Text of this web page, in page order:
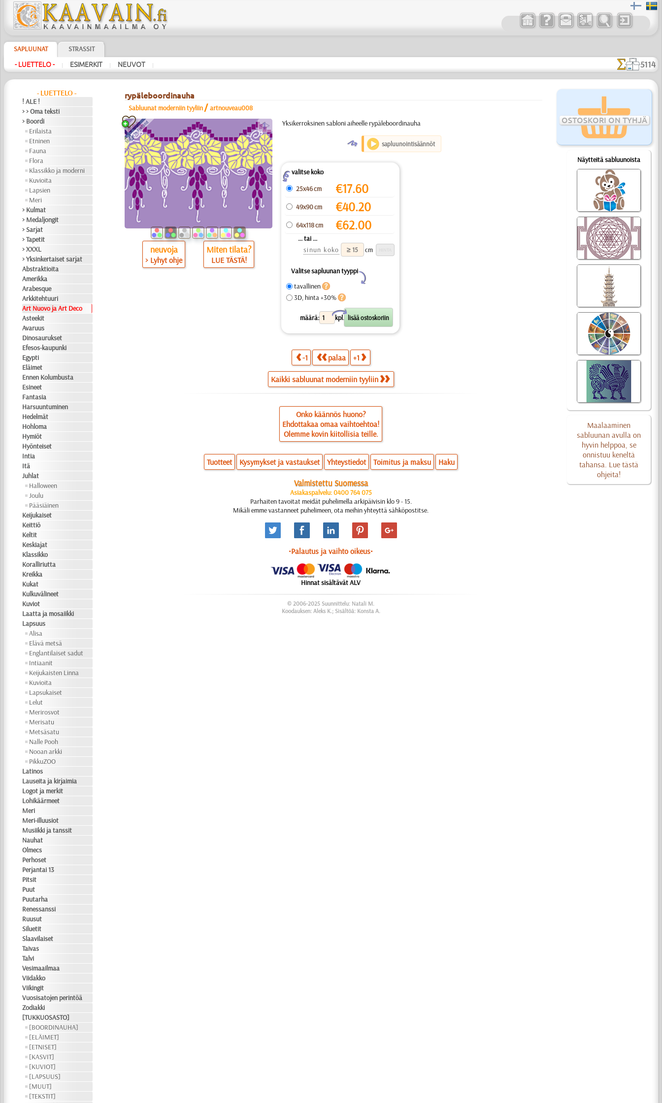
SAPLUUNAT STRASSIT
- LUETTELO - | ESIMERKIT | NEUVOT | 5114
- LUETTELO -
! ALE !
> > Oma teksti
> Boordi
Erilaista
Etninen
Fauna
Flora
Klassikko ja moderni
Kuvioita
Lapsien
Meri
> Kulmat
> Medaljongit
> Sarjat
> Tapetit
> XXXL
> Yksinkertaiset sarjat
Abstraktioita
Amerikka
Arabesque
Arkkitehtuuri
Art Nuovo ja Art Deco
Asteekit
Avaruus
Dinosaurukset
Efesos-kaupunki
Egypti
Eläimet
Ennen Kolumbusta
Esineet
Fantasia
Harsuuntuminen
Hedelmät
Hohloma
Hymiöt
Hyönteiset
Intia
Itä
Juhlat
Halloween
Joulu
Pääsiäinen
Keijukaiset
Keittiö
Keltit
Keskiajat
Klassikko
Koralliriutta
Kreikka
Kukat
Kulkuvälineet
Kuviot
Laatta ja mosaiikki
Lapsuus
Alisa
Elävä metsä
Englantilaiset sadut
Intiaanit
Keijukaisten Linna
Kuvioita
Lapsukaiset
Lelut
Merirosvot
Merisatu
Metsäsatu
Nalle Pooh
Nooan arkki
PikkuZOO
Latinos
Lauseita ja kirjaimia
Logot ja merkit
Lohikäärmeet
Meri
Meri-illuusiot
Musiikki ja tanssit
Nauhat
Olmecs
Perhoset
Perjantai 13
Pitsit
Puut
Puutarha
Renessanssi
Ruusut
Siluetit
Slaavilaiset
Taivas
Talvi
Vesimaailmaa
Viidakko
Viikingit
Vuosisatojen perintöä
Zodiakki
[TUKKUOSASTO]
[BOORDINAUHA]
[ELÄIMET]
[ETNISET]
[KASVIT]
[KUVIOT]
[LAPSUUS]
[MUUT]
[TEKSTIT]
OSTOSKORI ON TYHJÄ
Näytteitä sabluunoista
Maalaaminen
sabluunan avulla on
hyvin helppoa, se
onnistuu keneltä
tahansa. Lue tästä
ohjeita!
rypäleboordinauha
Sabluunat moderniin tyyliin /artnouveau008
a
neuvoja
> Lyhyt ohje
Miten tilata?
LUE TÄSTÄ!
Yksikerroksinen sabloni aiheelle rypäleboordinauha
O sapluunointisäännöt
Zvalitse koko
25x46 cm
€17.60
49x90 cm €40.20
64x118 cm €62.00
... tai ...
sinun koko
cm
Valitse sapluunan tyyppi
Y
tavallinen
3D, hinta +30%
määrä: kpl.
X
-1 palaa +1
Kaikki sabluunat moderniin tyyliin
Onko käännös huono?
Ehdottakaa omaa vaihtoehtoa!
Olemme kovin kiitollisia teille.
Tuotteet Kysymykset ja vastaukset Yhteystiedot Toimitus ja maksu Haku
Valmistettu Suomessa
Asiakaspalvelu: 0400 764 075
Parhaiten tavoitat meidät puhelimella arkipäivisin klo 9 - 15.
Mikäli emme vastanneet puhelimeen, ota meihin yhteyttä sähköpostitse.
•Palautus ja vaihto oikeus•
Hinnat sisältävät ALV
© 2006-2025 Suunnittelu: Natali M.
Koodauksen: Aleks K.; Sisältöä: Konsta A.